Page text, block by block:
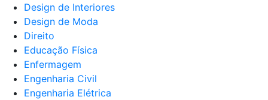
Design de Interiores
Design de Moda
Direito
Educação Física
Enfermagem
Engenharia Civil
Engenharia Elétrica